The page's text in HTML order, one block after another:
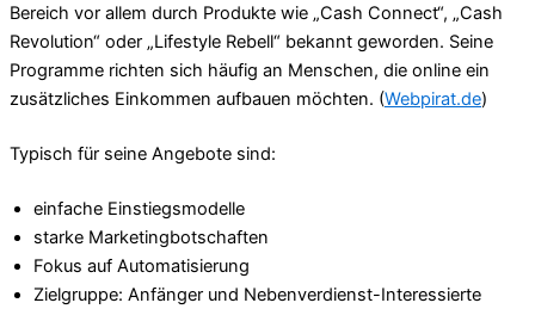
Bereich vor allem durch Produkte wie „Cash Connect“, „Cash
Revolution“ oder „Lifestyle Rebell“ bekannt geworden. Seine
Programme richten sich häufig an Menschen, die online ein
zusätzliches Einkommen aufbauen möchten. (Webpirat.de)
Typisch für seine Angebote sind:
einfache Einstiegsmodelle
starke Marketingbotschaften
Fokus auf Automatisierung
Zielgruppe: Anfänger und Nebenverdienst-Interessierte